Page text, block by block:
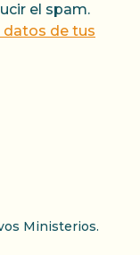
el spam.
datos de tus
Ministerios.